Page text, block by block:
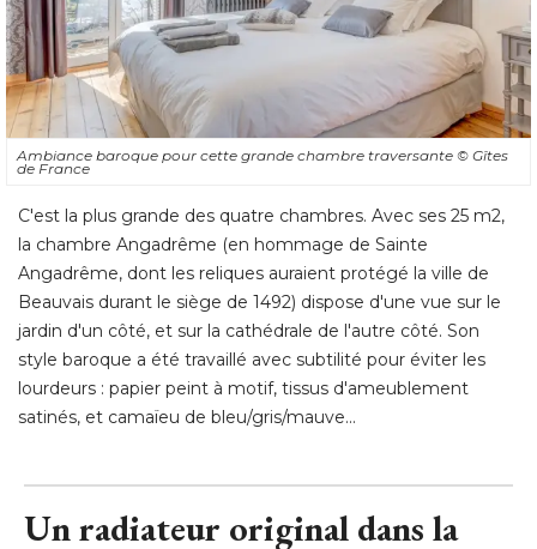
Ambiance baroque pour cette grande chambre traversante © Gîtes
de France
C'est la plus grande des quatre chambres. Avec ses 25 m2,
la chambre Angadrême (en hommage de Sainte
Angadrême, dont les reliques auraient protégé la ville de
jardin d'un côté, et sur la cathédrale de l'autre côté. Son
style baroque a été travaillé avec subtilité pour éviter les
lourdeurs : papier peint à motif, tissus d'ameublement
satinés, et camaïeu de bleu/gris/mauve...
Un radiateur original dans la